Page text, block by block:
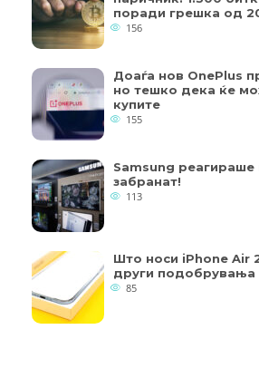
поради грешка од
156
Доаѓа нов OnePlus
но тешко дека ќе
купите
155
Samsung реагираше
забранат!
113
Што носи iPhone Air
други подобрувања
85